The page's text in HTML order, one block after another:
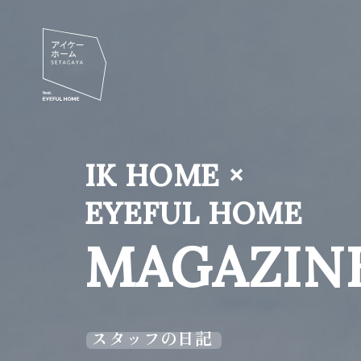
IK HOME ×
EYEFUL HOME
スタッフの日記